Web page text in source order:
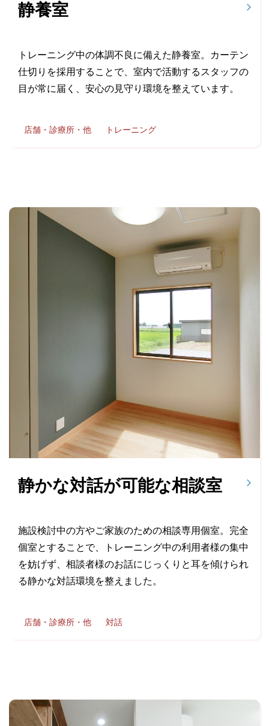
静養室
トレーニング中の体調不良に備えた静養室。カーテン
仕切りを採用することで、室内で活動するスタッフの
目が常に届く、安心の見守り環境を整えています。
店舗・診療所・他 トレーニング
静かな対話が可能な相談室
施設検討中の方やご家族のための相談専用個室。完全
個室とすることで、トレーニング中の利用者様の集中
を妨げず、相談者様のお話にじっくりと耳を傾けられ
る静かな対話環境を整えました。
店舗・診療所・他 対話